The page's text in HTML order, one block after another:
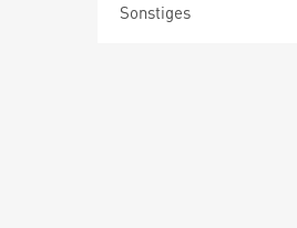
Sonstiges